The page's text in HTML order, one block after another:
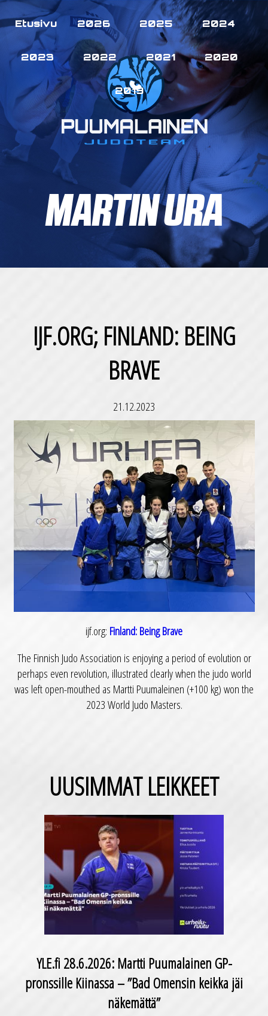
MARTIN URA
Etusivu 2026 2025 2024
2023 2022 2021 2020
2019
IJF.ORG; FINLAND: BEING
BRAVE
21.12.2023
ijf.org: Finland: Being Brave
The Finnish Judo Association is enjoying a period of evolution or
perhaps even revolution, illustrated clearly when the judo world
was left open-mouthed as Martti Puumaleinen (+100 kg) won the
2023 World Judo Masters.
UUSIMMAT LEIKKEET
YLE.fi 28.6.2026: Martti Puumalainen GP-
pronssille Kiinassa – ”Bad Omensin keikka jäi
näkemättä”